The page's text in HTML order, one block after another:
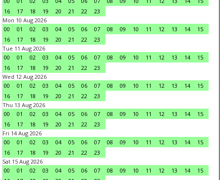
16
17 18 19 20 21 22
23
Mon 10 Aug 2026
00
01 02 03 04 05 06 07 08 09 10 11 12 13 14
15
16
17 18 19 20 21 22
23
Tue 11 Aug 2026
00
01 02 03 04 05 06 07 08 09 10 11 12 13 14
15
16
17 18 19 20 21 22
23
Wed 12 Aug 2026
00
01 02 03 04 05 06 07 08 09 10 11 12 13 14
15
16
17 18 19 20 21 22
23
Thu 13 Aug 2026
00
01 02 03 04 05 06 07 08 09 10 11 12 13 14
15
16
17 18 19 20 21 22
23
Fri 14 Aug 2026
00
01 02 03 04 05 06 07 08 09 10 11 12 13 14
15
16
17 18 19 20 21 22
23
Sat 15 Aug 2026
00
01 02 03 04 05 06 07 08 09 10 11 12 13 14
15